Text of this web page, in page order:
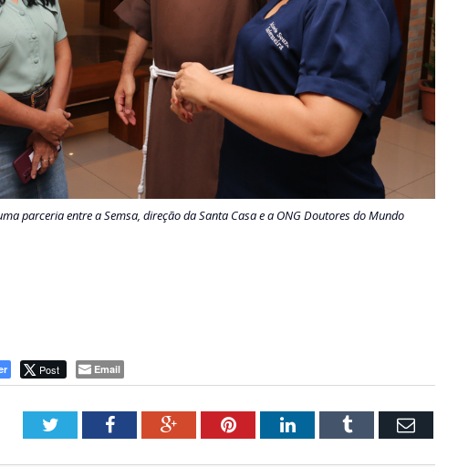
parceria entre a Semsa, direção da Santa Casa e a ONG Doutores do Mundo
Post Email
TwitterFacebookGoogle+PinterestLinkedInTumblr Email